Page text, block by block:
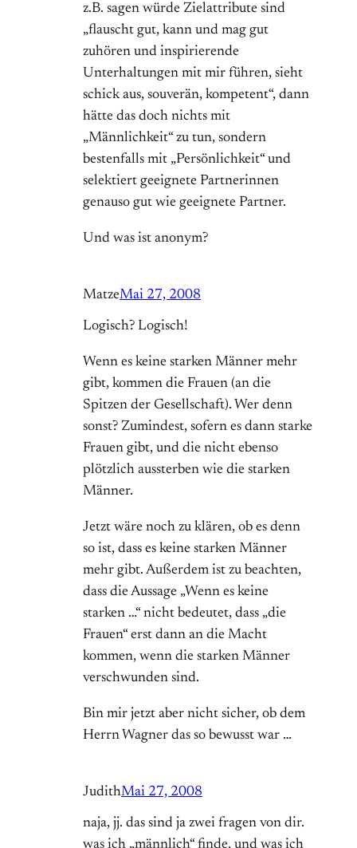
z.B. sagen würde Zielattribute sind
„flauscht gut, kann und mag gut
zuhören und inspirierende
Unterhaltungen mit mir führen, sieht
schick aus, souverän, kompetent“, dann
hätte das doch nichts mit
„Männlichkeit“ zu tun, sondern
bestenfalls mit „Persönlichkeit“ und
selektiert geeignete Partnerinnen
genauso gut wie geeignete Partner.
Und was ist anonym?
MatzeMai 27, 2008
Logisch? Logisch!
Wenn es keine starken Männer mehr
gibt, kommen die Frauen (an die
Spitzen der Gesellschaft). Wer denn
sonst? Zumindest, sofern es dann starke
Frauen gibt, und die nicht ebenso
plötzlich aussterben wie die starken
Männer.
Jetzt wäre noch zu klären, ob es denn
so ist, dass es keine starken Männer
mehr gibt. Außerdem ist zu beachten,
dass die Aussage „Wenn es keine
starken …“ nicht bedeutet, dass „die
Frauen“ erst dann an die Macht
kommen, wenn die starken Männer
verschwunden sind.
Bin mir jetzt aber nicht sicher, ob dem
Herrn Wagner das so bewusst war …
JudithMai 27, 2008
naja, jj. das sind ja zwei fragen von dir.
was ich „männlich“ finde, und was ich